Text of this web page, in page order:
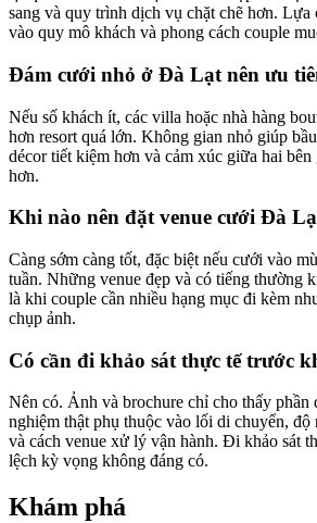
sang và quy trình dịch vụ chặt chẽ hơn. Lựa
vào quy mô khách và phong cách couple
Đám cưới nhỏ ở Đà Lạt nên ưu
Nếu số khách ít, các villa hoặc nhà hàng
hơn resort quá lớn. Không gian nhỏ giúp
décor tiết kiệm hơn và cảm xúc giữa hai
hơn.
Khi nào nên đặt venue cưới Đà
Càng sớm càng tốt, đặc biệt nếu cưới vào
tuần. Những venue đẹp và có tiếng thường
là khi couple cần nhiều hạng mục đi kèm
chụp ảnh.
Có cần đi khảo sát thực tế trước
Nên có. Ảnh và brochure chỉ cho thấy phần
nghiệm thật phụ thuộc vào lối di chuyển, độ
và cách venue xử lý vận hành. Đi khảo sát
lệch kỳ vọng không đáng có.
Khám phá